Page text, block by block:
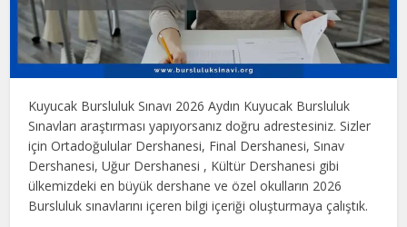
Kuyucak Bursluluk Sınavı 2026 Aydın Kuyucak Bursluluk
Sınavları araştırması yapıyorsanız doğru adrestesiniz. Sizler
için Ortadoğulular Dershanesi, Final Dershanesi, Sınav
Dershanesi, Uğur Dershanesi , Kültür Dershanesi gibi
ülkemizdeki en büyük dershane ve özel okulların 2026
Bursluluk sınavlarını içeren bilgi içeriği oluşturmaya çalıştık.